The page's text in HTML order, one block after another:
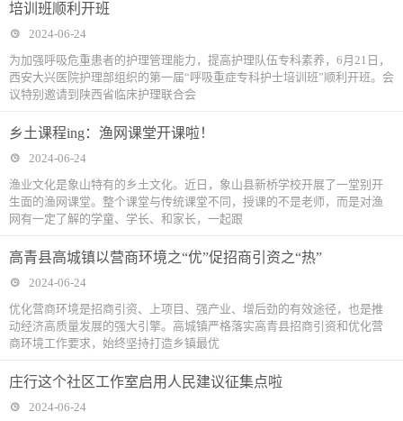
培训班顺利开班
2024-06-24
为加强呼吸危重患者的护理管理能力，提高护理队伍专科素养，6月21日，
西安大兴医院护理部组织的第一届“呼吸重症专科护士培训班”顺利开班。会
议特别邀请到陕西省临床护理联合会
乡土课程ing：渔网课堂开课啦！
2024-06-24
渔业文化是象山特有的乡土文化。近日，象山县新桥学校开展了一堂别开
生面的渔网课堂。整个课堂与传统课堂不同，授课的不是老师，而是对渔
网有一定了解的学童、学长、和家长，一起跟
高青县高城镇以营商环境之“优”促招商引资之“热”
2024-06-24
优化营商环境是招商引资、上项目、强产业、增后劲的有效途径，也是推
动经济高质量发展的强大引擎。高城镇严格落实高青县招商引资和优化营
商环境工作要求，始终坚持打造乡镇最优
庄行这个社区工作室启用人民建议征集点啦
2024-06-24